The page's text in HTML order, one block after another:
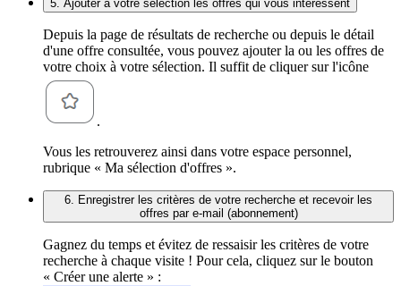
5. Ajouter à votre sélection les offres qui vous intéressent
Depuis la page de résultats de recherche ou depuis le détail
d'une offre consultée, vous pouvez ajouter la ou les offres de
votre choix à votre sélection. Il suffit de cliquer sur l'icône
.
Vous les retrouverez ainsi dans votre espace personnel,
rubrique « Ma sélection d'offres ».
6. Enregistrer les critères de votre recherche et recevoir les
offres par e-mail (abonnement)
Gagnez du temps et évitez de ressaisir les critères de votre
recherche à chaque visite ! Pour cela, cliquez sur le bouton
« Créer une alerte » :